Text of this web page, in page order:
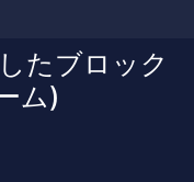
たブロック
ム)